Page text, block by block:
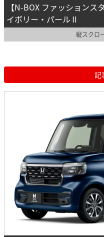
【N-BOX ファッションス
イボリー・パールⅡ
縦スクロ
記